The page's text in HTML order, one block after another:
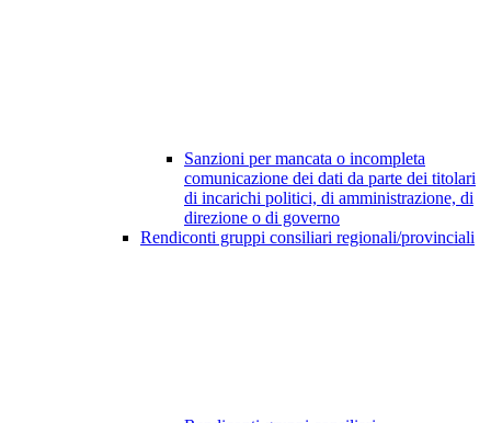
Sanzioni per mancata o incompleta
comunicazione dei dati da parte dei titolari
di incarichi politici, di amministrazione, di
direzione o di governo
Rendiconti gruppi consiliari regionali/provinciali